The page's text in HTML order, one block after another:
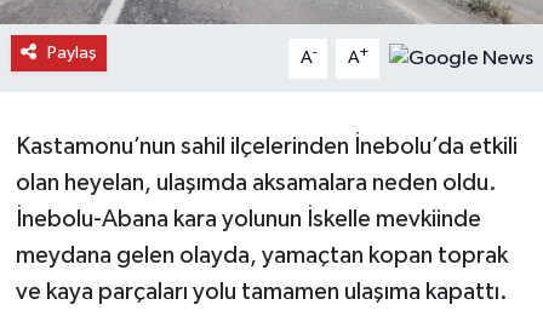
Paylaş A- A+
Kastamonu’nun sahil ilçelerinden İnebolu’da etkili
olan heyelan, ulaşımda aksamalara neden oldu.
İnebolu-Abana kara yolunun İskelle mevkiinde
meydana gelen olayda, yamaçtan kopan toprak
ve kaya parçaları yolu tamamen ulaşıma kapattı.
İnebolu Haberleri
Merkez Haberleri
Pınarbaşı Haberleri
Şenpazar Haberleri